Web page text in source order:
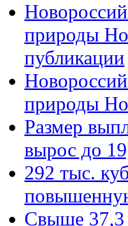
природы
публикации
природы
Размер
вырос до
292 тыс.
Свыше 37,3